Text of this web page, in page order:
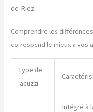
de-Riez
Comprendre les
correspond le mieux à vos
Type de
jacuzzi
Intégré à